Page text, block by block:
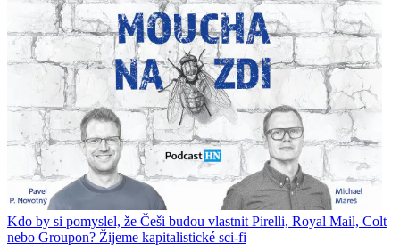
Kdo by si pomyslel, že Češi budou vlastnit Pirelli, Royal Mail, Colt
nebo Groupon? Žijeme kapitalistické sci-fi